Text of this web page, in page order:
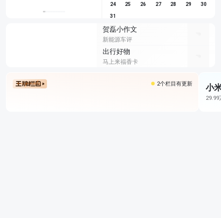
24 25 26 27 28 29 30
31
贺磊小作文
新能源车评
出行好物
马上来福香卡
2个栏目有更新 小
29.99